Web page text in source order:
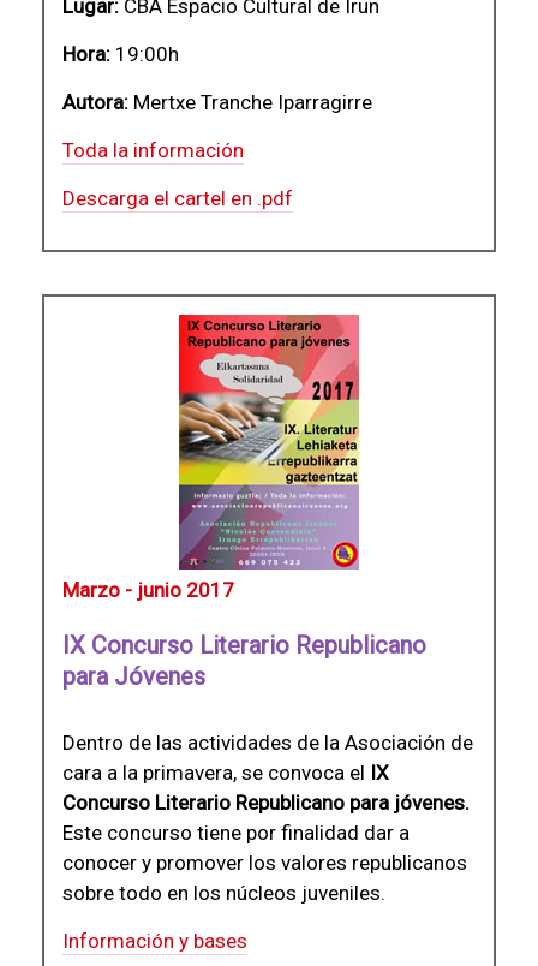
Lugar: CBA Espacio Cultural de Irun
Hora: 19:00h
Autora: Mertxe Tranche Iparragirre
Toda la información
Descarga el cartel en .pdf
Marzo - junio 2017
IX Concurso Literario Republicano
para Jóvenes
Dentro de las actividades de la Asociación de
cara a la primavera, se convoca el IX
Concurso Literario Republicano para jóvenes.
Este concurso tiene por finalidad dar a
conocer y promover los valores republicanos
sobre todo en los núcleos juveniles.
Información y bases